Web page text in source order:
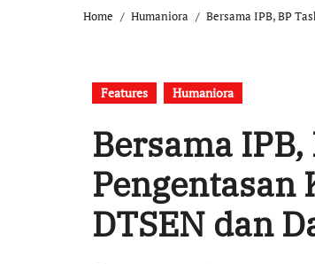
Home Humaniora Bersama IPB, BP
Features Humaniora
Bersama
DTSEN dan